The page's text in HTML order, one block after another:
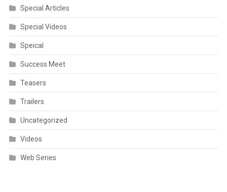
Special Articles
Special Videos
Speical
Success Meet
Teasers
Trailers
Uncategorized
Videos
Web Series